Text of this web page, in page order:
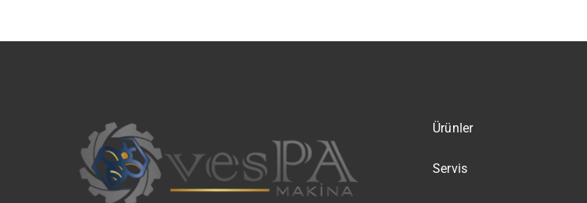
Ürünler
Servis